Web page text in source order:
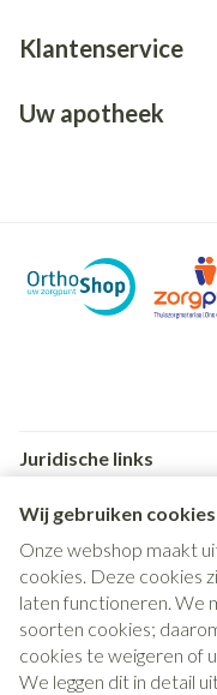
Wij gebruiken
Onze webshop maakt
cookies. Deze cookies
laten functioneren. We
soorten cookies;
cookies te weigeren of
We leggen dit in detail
Klantenservice
Uw apotheek
Juridische links